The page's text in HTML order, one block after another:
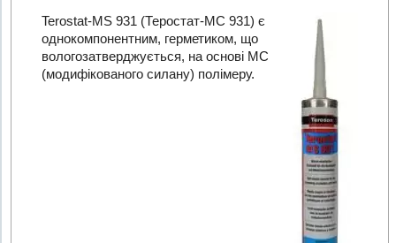
Terostat-MS 931 (Теростат-МС 931) є
однокомпонентним, герметиком, що
вологозатверджується, на основі МС
(модифікованого силану) полімеру.